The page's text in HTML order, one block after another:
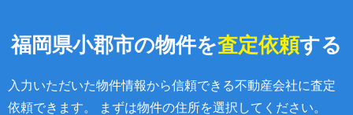
福岡県小郡市の物件を査定依頼する
入力いただいた物件情報から信頼できる不動産会社に査定
依頼できます。 まずは物件の住所を選択してください。